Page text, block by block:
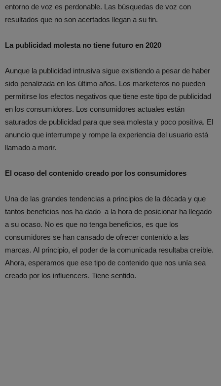
entorno de voz es perdonable. Las búsquedas de voz con
resultados que no son acertados llegan a su fin.
La publicidad molesta no tiene futuro en 2020
Aunque la publicidad intrusiva sigue existiendo a pesar de haber
sido penalizada en los último años. Los marketeros no pueden
permitirse los efectos negativos que tiene este tipo de publicidad
en los consumidores. Los consumidores actuales están
saturados de publicidad para que sea molesta y poco positiva. El
anuncio que interrumpe y rompe la experiencia del usuario está
llamado a morir.
El ocaso del contenido creado por los consumidores
Una de las grandes tendencias a principios de la década y que
tantos beneficios nos ha dado a la hora de posicionar ha llegado
a su ocaso. No es que no tenga beneficios, es que los
consumidores se han cansado de ofrecer contenido a las
marcas. Al principio, el poder de la comunicada resultaba creíble.
Ahora, esperamos que ese tipo de contenido que nos unía sea
creado por los influencers. Tiene sentido.